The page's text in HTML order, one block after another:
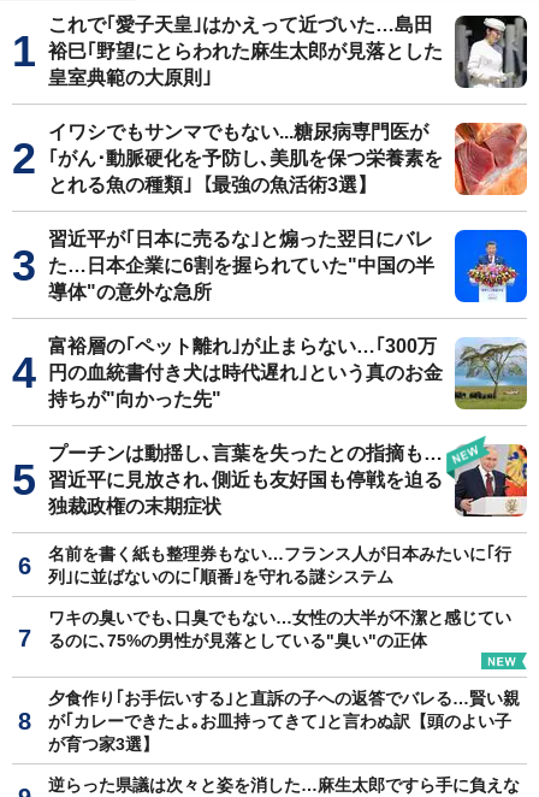
これで｢愛子天皇｣はかえって近づいた…島田
裕巳｢野望にとらわれた麻生太郎が見落とした
皇室典範の大原則｣
イワシでもサンマでもない...糖尿病専門医が
｢がん･動脈硬化を予防し､美肌を保つ栄養素を
とれる魚の種類｣【最強の魚活術3選】
習近平が｢日本に売るな｣と煽った翌日にバレ
た…日本企業に6割を握られていた"中国の半
導体"の意外な急所
富裕層の｢ペット離れ｣が止まらない…｢300万
円の血統書付き犬は時代遅れ｣という真のお金
持ちが"向かった先"
プーチンは動揺し､言葉を失ったとの指摘も…
習近平に見放され､側近も友好国も停戦を迫る
独裁政権の末期症状
名前を書く紙も整理券もない…フランス人が日本みたいに｢行
列｣に並ばないのに｢順番｣を守れる謎システム
ワキの臭いでも､口臭でもない…女性の大半が不潔と感じてい
るのに､75%の男性が見落としている"臭い"の正体
夕食作り｢お手伝いする｣と直訴の子への返答でバレる…賢い親
が｢カレーできたよ｡お皿持ってきて｣と言わぬ訳【頭のよい子
が育つ家3選】
逆らった県議は次々と姿を消した…麻生太郎ですら手に負えな